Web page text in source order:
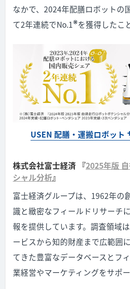
なかで、 2024年配膳ロボットの
て2年連続でNo.1※を獲得したこ
USEN 配膳・運搬ロボット
株式会社富士経済 『2025年版
シャル分析』
富士経済グループは、 1962年の
識と緻密なフィールドリサーチ
報を提供しています。調査領域
ービスから知的財産まで広範囲
てきた豊富なデータベースとフ
業経営やマーケティングをサポー